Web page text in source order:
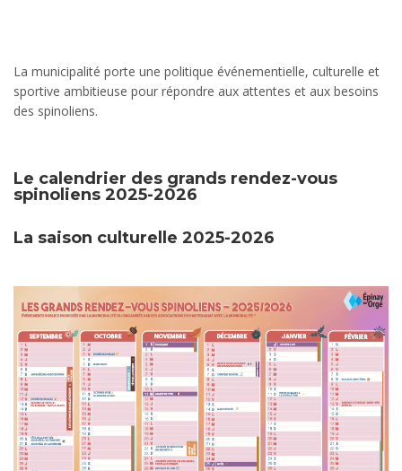
La municipalité porte une politique événementielle, culturelle et
sportive ambitieuse pour répondre aux attentes et aux besoins
des spinoliens.
Le calendrier des grands rendez-vous
spinoliens 2025-2026
La saison culturelle 2025-2026